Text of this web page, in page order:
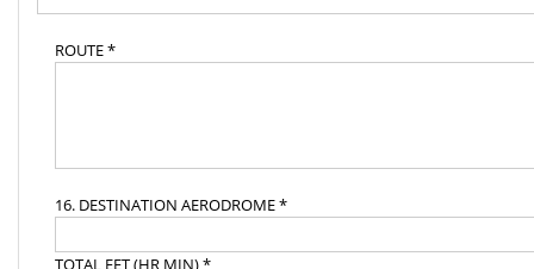
ROUTE *
16. DESTINATION AERODROME *
TOTAL EET (HR MIN) *